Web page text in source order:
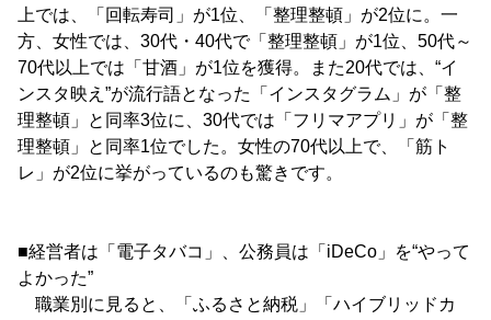
上では、「回転寿司」が1位、「整理整頓」が2位に。一
方、女性では、30代・40代で「整理整頓」が1位、50代～
70代以上では「甘酒」が1位を獲得。また20代では、“イ
ンスタ映え”が流行語となった「インスタグラム」が「整
理整頓」と同率3位に、30代では「フリマアプリ」が「整
理整頓」と同率1位でした。女性の70代以上で、「筋ト
レ」が2位に挙がっているのも驚きです。
■経営者は「電子タバコ」、公務員は「iDeCo」を“やって
よかった”
職業別に見ると、「ふるさと納税」「ハイブリッドカ